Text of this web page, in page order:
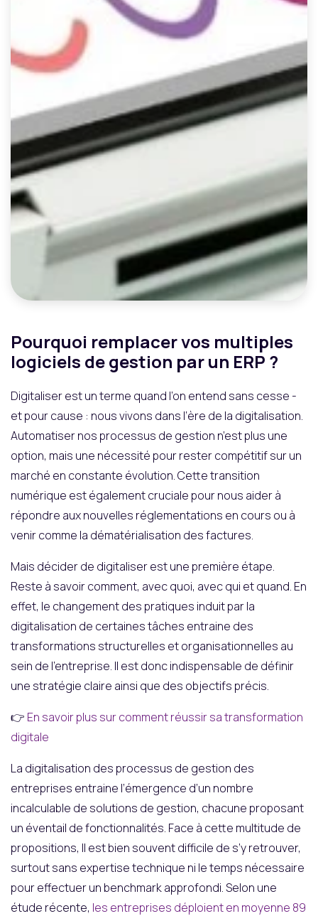
Pourquoi remplacer vos multiples
logiciels de gestion par un ERP ?
Digitaliser est un terme quand l’on entend sans cesse -
et pour cause : nous vivons dans l’ère de la digitalisation.
Automatiser nos processus de gestion n’est plus une
option, mais une nécessité pour rester compétitif sur un
marché en constante évolution. Cette transition
numérique est également cruciale pour nous aider à
répondre aux nouvelles réglementations en cours ou à
venir comme la dématérialisation des factures.
Mais décider de digitaliser est une première étape.
Reste à savoir comment, avec quoi, avec qui et quand. En
effet, le changement des pratiques induit par la
digitalisation de certaines tâches entraine des
transformations structurelles et organisationnelles au
sein de l’entreprise. Il est donc indispensable de définir
une stratégie claire ainsi que des objectifs précis.
👉 En savoir plus sur comment réussir sa transformation
digitale
La digitalisation des processus de gestion des
entreprises entraine l’émergence d’un nombre
incalculable de solutions de gestion, chacune proposant
un éventail de fonctionnalités. Face à cette multitude de
propositions, Il est bien souvent difficile de s’y retrouver,
surtout sans expertise technique ni le temps nécessaire
pour effectuer un benchmark approfondi. Selon une
étude récente, les entreprises déploient en moyenne 89